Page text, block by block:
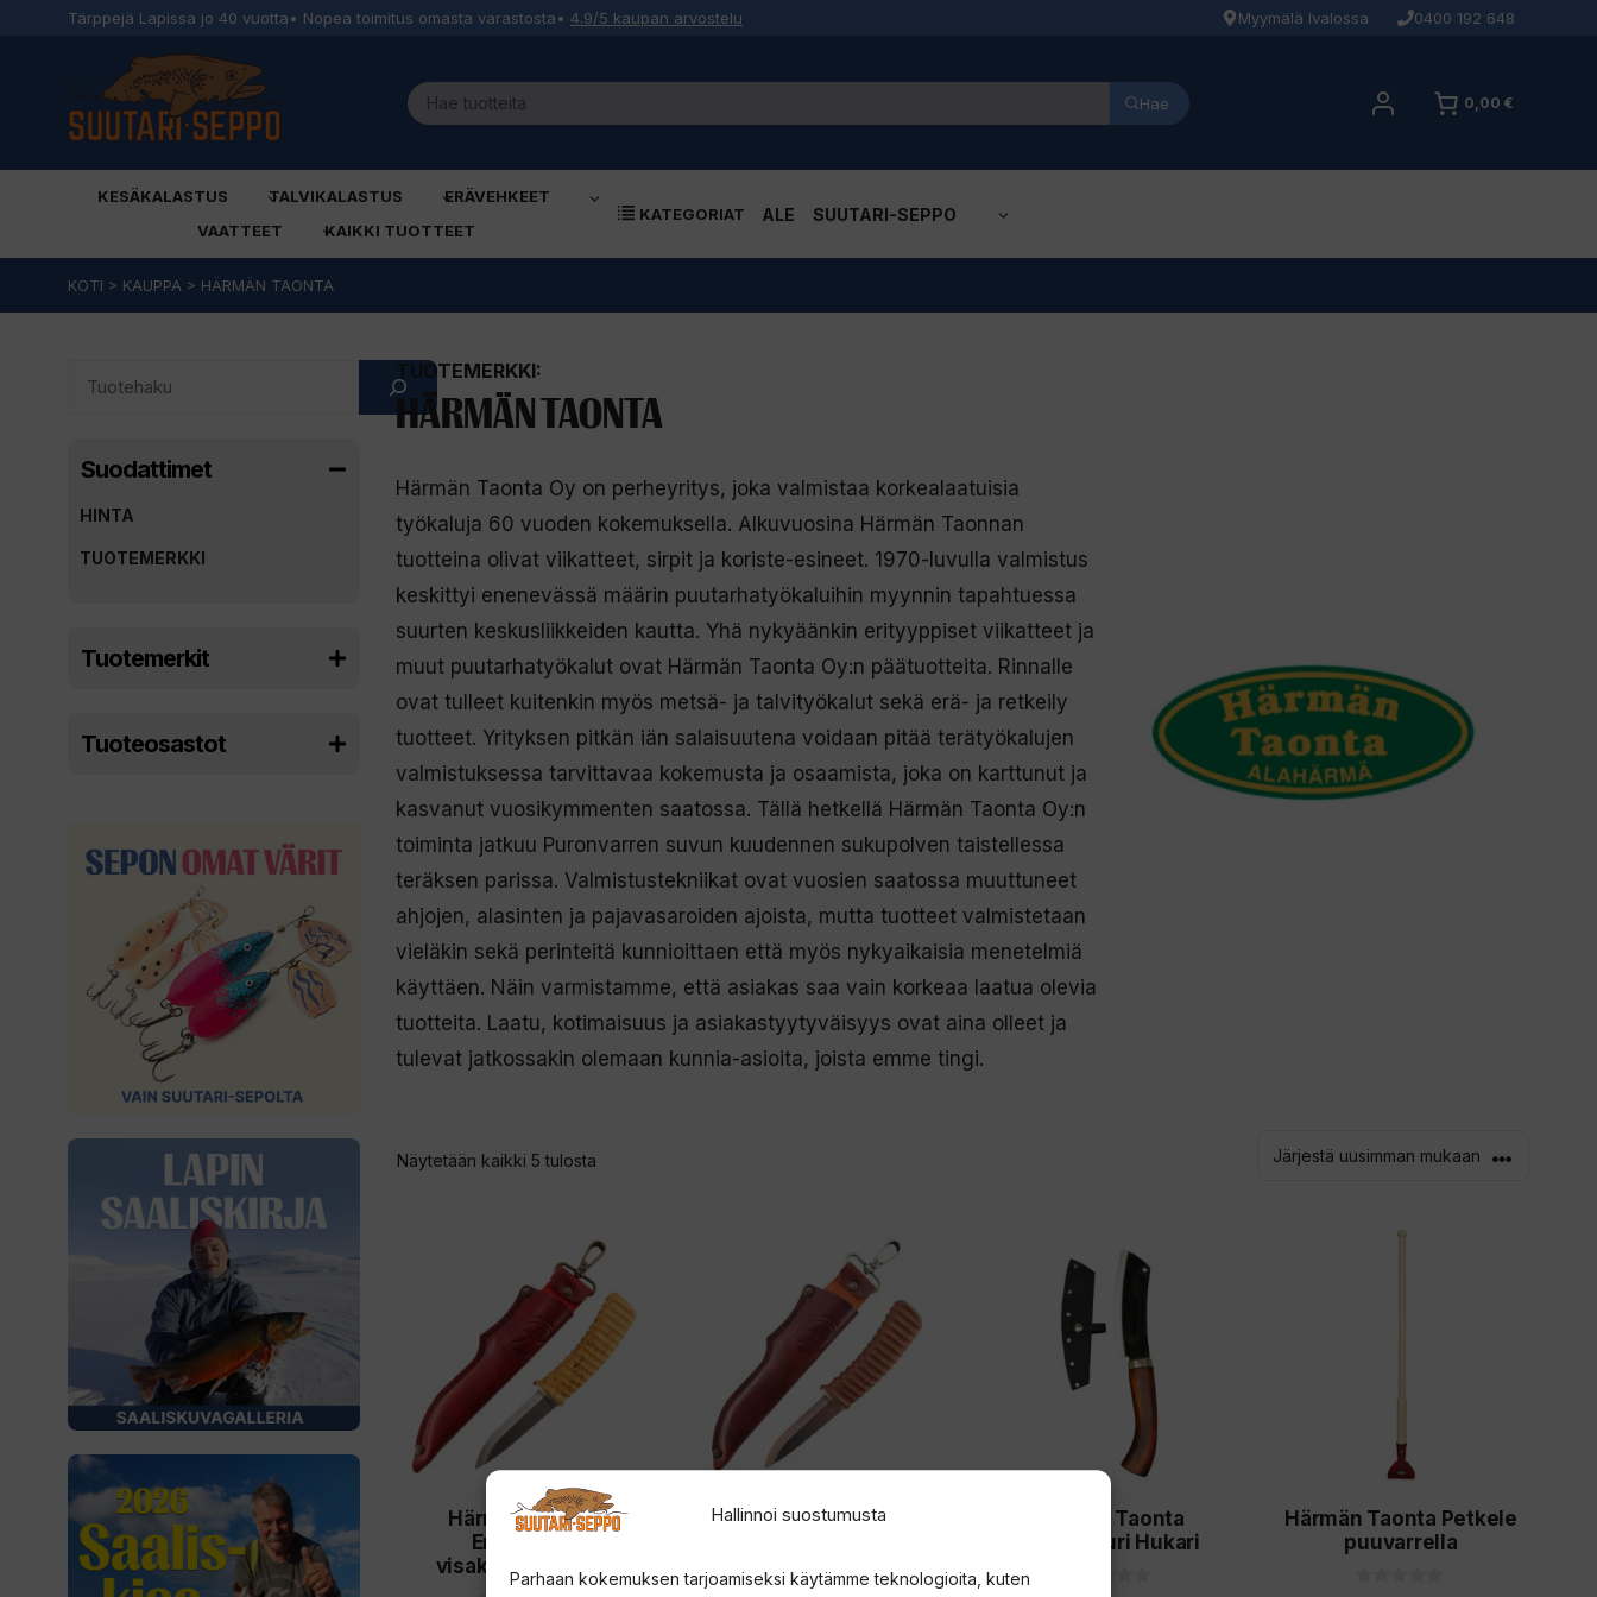
Hallinnoi suostumusta
Parhaan kokemuksen tarjoamiseksi käytämme teknologioita, kuten
Tärppejä Lapissa jo 40 vuotta• Nopea toimitus omasta varastosta• 4.9/5 kaupan arvostelu Myymälä Ivalossa 0400 192 648
Hae 0,00 €
KESÄKALASTUS TALVIKALASTUS
ERÄVEHKEET
VAATTEET
KAIKKI TUOTTEET
KATEGORIAT ALE SUUTARI-SEPPO
sisältöön
KOTI > KAUPPA > HÄRMÄN TAONTA
TUOTEMERKKI:
HÄRMÄN TAONTA
Härmän Taonta Oy on perheyritys, joka valmistaa korkealaatuisia
työkaluja 60 vuoden kokemuksella. Alkuvuosina Härmän Taonnan
tuotteina olivat viikatteet, sirpit ja koriste-esineet. 1970-luvulla valmistus
keskittyi enenevässä määrin puutarhatyökaluihin myynnin tapahtuessa
suurten keskusliikkeiden kautta. Yhä nykyäänkin erityyppiset viikatteet ja
muut puutarhatyökalut ovat Härmän Taonta Oy:n päätuotteita. Rinnalle
ovat tulleet kuitenkin myös metsä- ja talvityökalut sekä erä- ja retkeily
tuotteet. Yrityksen pitkän iän salaisuutena voidaan pitää terätyökalujen
valmistuksessa tarvittavaa kokemusta ja osaamista, joka on karttunut ja
kasvanut vuosikymmenten saatossa. Tällä hetkellä Härmän Taonta Oy:n
toiminta jatkuu Puronvarren suvun kuudennen sukupolven taistellessa
teräksen parissa. Valmistustekniikat ovat vuosien saatossa muuttuneet
ahjojen, alasinten ja pajavasaroiden ajoista, mutta tuotteet valmistetaan
vieläkin sekä perinteitä kunnioittaen että myös nykyaikaisia menetelmiä
käyttäen. Näin varmistamme, että asiakas saa vain korkeaa laatua olevia
tuotteita. Laatu, kotimaisuus ja asiakastyytyväisyys ovat aina olleet ja
tulevat jatkossakin olemaan kunnia-asioita, joista emme tingi.
Näytetään kaikki 5 tulosta
Härmän Taonta
Eräpuukko
visakoivukahvalla
Härmän Taonta
pähkinäpuukahvalla
useampi
muunnelma.
Voit
tehdä
Härmän Taonta
Retkivesuri Hukari
Härmän Taonta Petkele
puuvarrella
Search
Suodattimet
HINTA
TUOTEMERKKI
Tuotemerkit
Tuoteosastot